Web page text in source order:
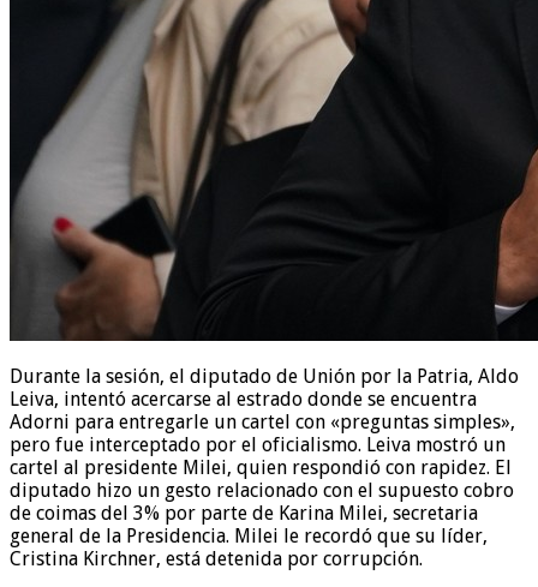
Durante la sesión, el diputado de Unión por la Patria, Aldo
Leiva, intentó acercarse al estrado donde se encuentra
Adorni para entregarle un cartel con «preguntas simples»,
pero fue interceptado por el oficialismo. Leiva mostró un
cartel al presidente Milei, quien respondió con rapidez. El
diputado hizo un gesto relacionado con el supuesto cobro
de coimas del 3% por parte de Karina Milei, secretaria
general de la Presidencia. Milei le recordó que su líder,
Cristina Kirchner, está detenida por corrupción.